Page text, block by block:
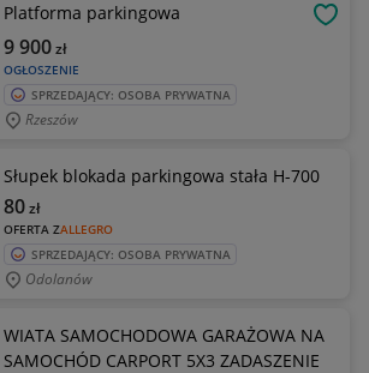
Platforma parkingowa
OGŁOSZENIE
9 900zł
SPRZEDAJĄCY: OSOBA PRYWATNA
Rzeszów
Słupek blokada parkingowa stała H-700
OFERTA ZALLEGRO
80zł
SPRZEDAJĄCY: OSOBA PRYWATNA
Odolanów
WIATA SAMOCHODOWA GARAŻOWA NA
SAMOCHÓD CARPORT 5X3 ZADASZENIE